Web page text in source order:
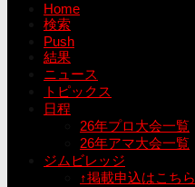
Home
検索
Push
結果
ニュース
トピックス
日程
26年プロ大会一覧
26年アマ大会一覧
ジムビレッジ
↑掲載申込はこちら